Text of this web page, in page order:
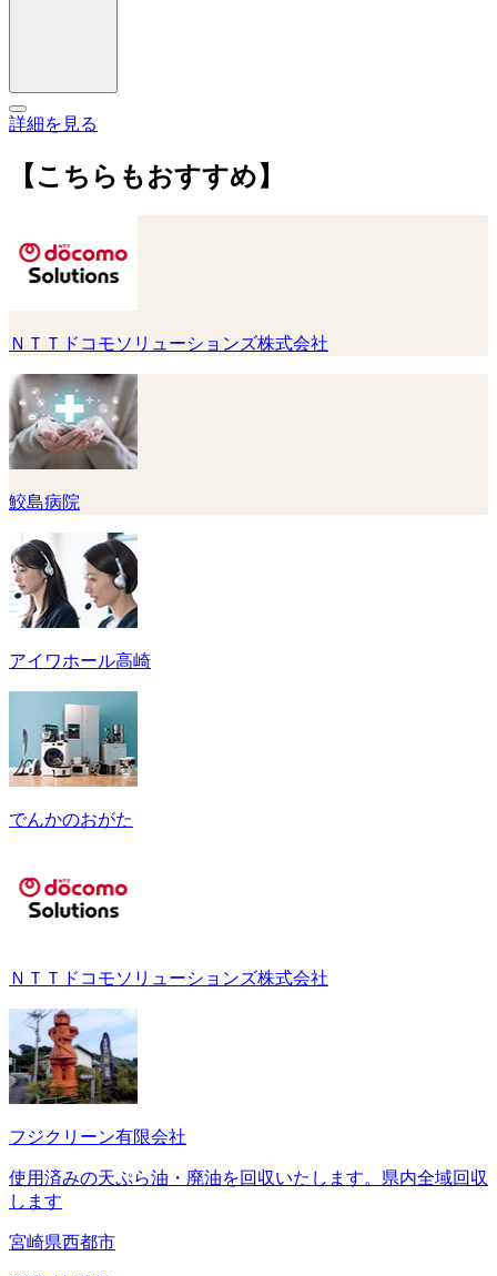
詳細を見る
【こちらもおすすめ】
ＮＴＴドコモソリューションズ株式会社
鮫島病院
アイワホール高崎
でんかのおがた
ＮＴＴドコモソリューションズ株式会社
フジクリーン有限会社
使用済みの天ぷら油・廃油を回収いたします。県内全域回収
します
宮崎県西都市